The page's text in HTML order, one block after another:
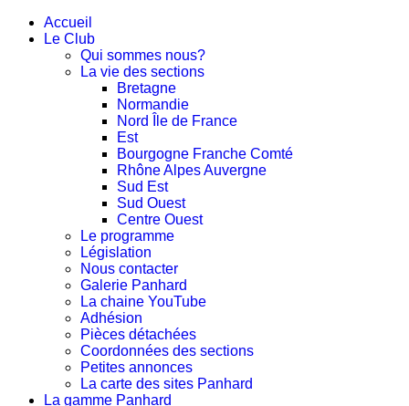
Accueil
Le Club
Qui sommes nous?
La vie des sections
Bretagne
Normandie
Nord Île de France
Est
Bourgogne Franche Comté
Rhône Alpes Auvergne
Sud Est
Sud Ouest
Centre Ouest
Le programme
Législation
Nous contacter
Galerie Panhard
La chaine YouTube
Adhésion
Pièces détachées
Coordonnées des sections
Petites annonces
La carte des sites Panhard
La gamme Panhard